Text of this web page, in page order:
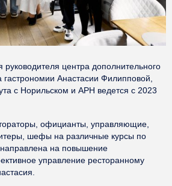
руководителя центра дополнительного
гастрономии Анастасии Филипповой,
с Норильском и АРН ведется с 2023
официанты, управляющие,
шефы на различные курсы по
на повышение
управление ресторанному